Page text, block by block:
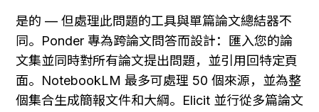
是的 — 但處理此問題的工具與單篇論文總結器不
同。Ponder 專為跨論文問答而設計：匯入您的論
文集並同時對所有論文提出問題，並引用回特定頁
面。NotebookLM 最多可處理 50 個來源，並為整
個集合生成簡報文件和大綱。Elicit 並行從多篇論文